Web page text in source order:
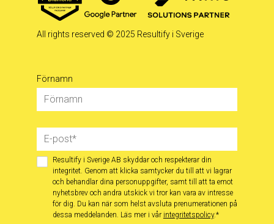
All rights reserved © 2025 Resultify i Sverige
Förnamn
Resultify i Sverige AB skyddar och respekterar din
integritet. Genom att klicka samtycker du till att vi lagrar
och behandlar dina personuppgifter, samt till att ta emot
nyhetsbrev och andra utskick vi tror kan vara av intresse
för dig. Du kan när som helst avsluta prenumerationen på
dessa meddelanden. Läs mer i vår integritetspolicy.*